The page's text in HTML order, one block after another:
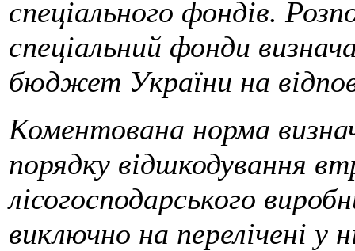
спеціального фондів.
спеціальний фонди
бюджет України на
Коментована норма
порядку відшкодування
лісогосподарського
виключно на перелічені у